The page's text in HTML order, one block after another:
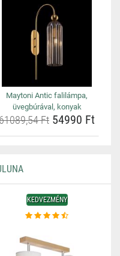
Maytoni Antic falilámpa,
üvegbúrával, konyak
Ft 54990 Ft
KEDVEZMÉNY